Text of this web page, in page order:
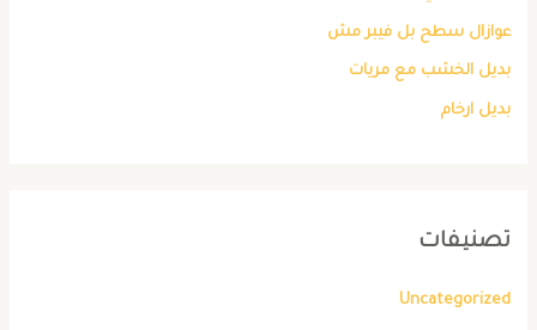
عوازال سطح بل فيبر مش
بديل الخشب مع مريات
بديل ارخام
تصنيفات
Uncategorized